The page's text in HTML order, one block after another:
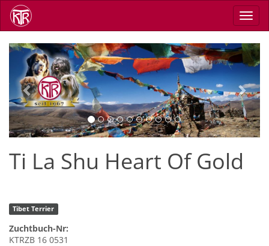
Direkt
zum
Inhalt
Previous Next
Ti La Shu Heart Of Gold
Tibet Terrier
Zuchtbuch-Nr:
KTRZB 16 0531